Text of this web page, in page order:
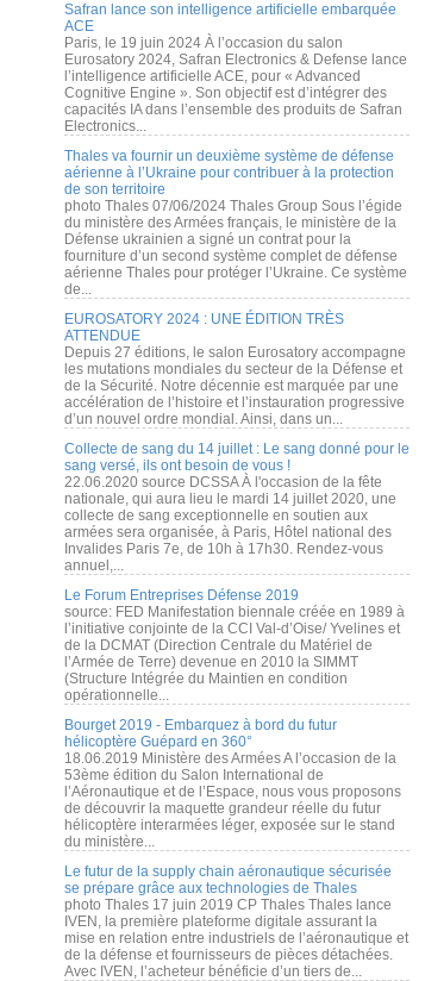
Safran lance son intelligence artificielle embarquée
ACE
Paris, le 19 juin 2024 À l’occasion du salon
Eurosatory 2024, Safran Electronics & Defense lance
l’intelligence artificielle ACE, pour « Advanced
Cognitive Engine ». Son objectif est d’intégrer des
capacités IA dans l’ensemble des produits de Safran
Electronics...
Thales va fournir un deuxième système de défense
aérienne à l’Ukraine pour contribuer à la protection
de son territoire
photo Thales 07/06/2024 Thales Group Sous l’égide
du ministère des Armées français, le ministère de la
Défense ukrainien a signé un contrat pour la
fourniture d’un second système complet de défense
aérienne Thales pour protéger l’Ukraine. Ce système
de...
EUROSATORY 2024 : UNE ÉDITION TRÈS
ATTENDUE
Depuis 27 éditions, le salon Eurosatory accompagne
les mutations mondiales du secteur de la Défense et
de la Sécurité. Notre décennie est marquée par une
accélération de l’histoire et l’instauration progressive
d’un nouvel ordre mondial. Ainsi, dans un...
Collecte de sang du 14 juillet : Le sang donné pour le
sang versé, ils ont besoin de vous !
22.06.2020 source DCSSA À l'occasion de la fête
nationale, qui aura lieu le mardi 14 juillet 2020, une
collecte de sang exceptionnelle en soutien aux
armées sera organisée, à Paris, Hôtel national des
Invalides Paris 7e, de 10h à 17h30. Rendez-vous
annuel,...
Le Forum Entreprises Défense 2019
source: FED Manifestation biennale créée en 1989 à
l’initiative conjointe de la CCI Val-d’Oise/ Yvelines et
de la DCMAT (Direction Centrale du Matériel de
l’Armée de Terre) devenue en 2010 la SIMMT
(Structure Intégrée du Maintien en condition
opérationnelle...
Bourget 2019 - Embarquez à bord du futur
hélicoptère Guépard en 360°
18.06.2019 Ministère des Armées A l’occasion de la
53ème édition du Salon International de
l’Aéronautique et de l’Espace, nous vous proposons
de découvrir la maquette grandeur réelle du futur
hélicoptère interarmées léger, exposée sur le stand
du ministère...
Le futur de la supply chain aéronautique sécurisée
se prépare grâce aux technologies de Thales
photo Thales 17 juin 2019 CP Thales Thales lance
IVEN, la première plateforme digitale assurant la
mise en relation entre industriels de l’aéronautique et
de la défense et fournisseurs de pièces détachées.
Avec IVEN, l’acheteur bénéficie d’un tiers de...